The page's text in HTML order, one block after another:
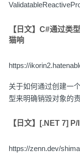
【日文】C#通过类
猫响
https://
关于如何通过创建一
型来明确销毁对象的
【日文】[.NET 7]
https://zenn.dev/